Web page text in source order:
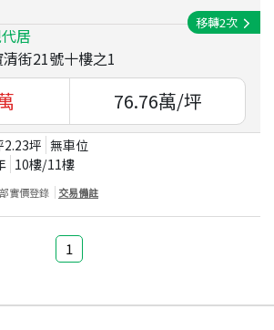
居
街21號十樓之1
移轉2次
76.76萬/坪
2.23坪 無車位
10樓/11樓
實價登錄 交易備註
1